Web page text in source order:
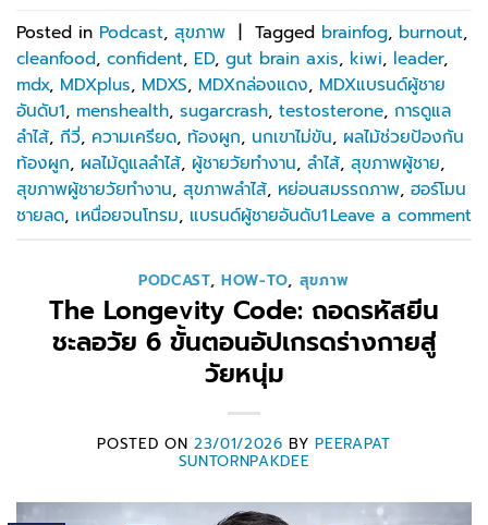
Posted in Podcast, สุขภาพ | Tagged brainfog, burnout,
cleanfood, confident, ED, gut brain axis, kiwi, leader,
mdx, MDXplus, MDXS, MDXกล่องแดง, MDXแบรนด์ผู้ชาย
อันดับ1, menshealth, sugarcrash, testosterone, การดูแล
ลำไส้, กีวี่, ความเครียด, ท้องผูก, นกเขาไม่ขัน, ผลไม้ช่วยป้องกัน
ท้องผูก, ผลไม้ดูแลลำไส้, ผู้ชายวัยทำงาน, ลำไส้, สุขภาพผู้ชาย,
สุขภาพผู้ชายวัยทำงาน, สุขภาพลำไส้, หย่อนสมรรถภาพ, ฮอร์โมน
ชายลด, เหนื่อยจนโทรม, แบรนด์ผู้ชายอันดับ1Leave a comment
PODCAST,HOW-TO, สุขภาพ
The Longevity Code: ถอดรหัสยีน
ชะลอวัย 6 ขั้นตอนอัปเกรดร่างกายสู่
วัยหนุ่ม
POSTED ON 23/01/2026 BYPEERAPAT
SUNTORNPAKDEE